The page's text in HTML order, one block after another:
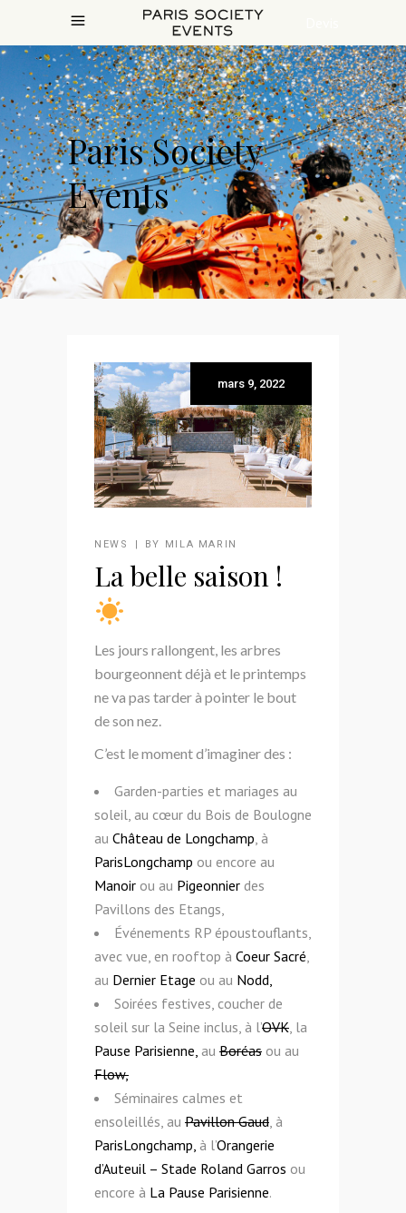
Paris Society
Events
mars 9, 2022
NEWS BY MILA MARIN
La belle saison !
Les jours rallongent, les arbres
bourgeonnent déjà et le printemps
ne va pas tarder à pointer le bout
de son nez.
C’est le moment d’imaginer des :
Garden-parties et mariages au
soleil, au cœur du Bois de Boulogne
au Château de Longchamp, à
ParisLongchamp ou encore au
Manoir ou au Pigeonnier des
Pavillons des Etangs,
Événements RP époustouflants,
avec vue, en rooftop à Coeur Sacré,
au Dernier Etage ou au Nodd,
Soirées festives, coucher de
soleil sur la Seine inclus, à l’OVK, la
Pause Parisienne, au Boréas ou au
Flow,
Séminaires calmes et
ensoleillés, au Pavillon Gaud, à
ParisLongchamp, à l’Orangerie
d’Auteuil – Stade Roland Garros ou
encore à La Pause Parisienne.